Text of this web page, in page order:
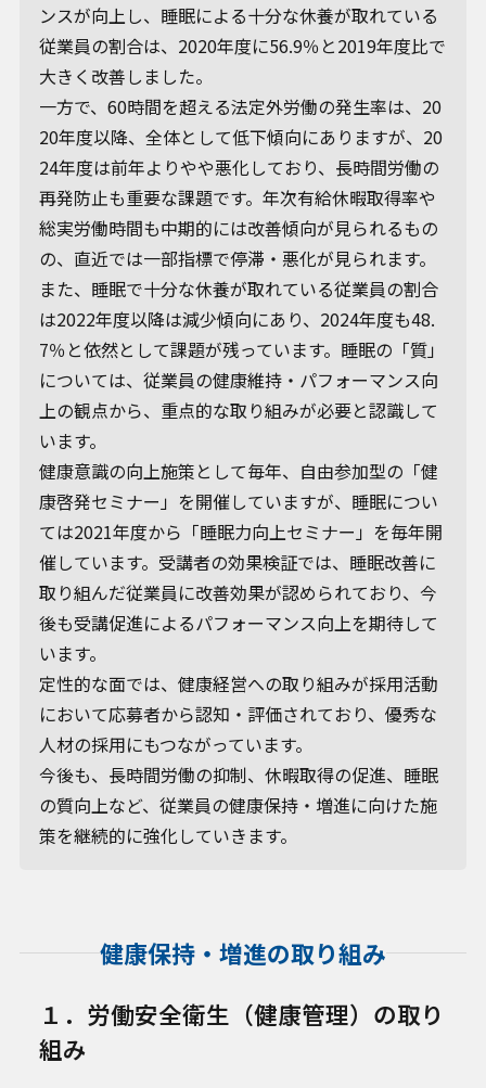
ンスが向上し、睡眠による十分な休養が取れている
従業員の割合は、2020年度に56.9％と2019年度比で
大きく改善しました。
一方で、60時間を超える法定外労働の発生率は、20
20年度以降、全体として低下傾向にありますが、20
24年度は前年よりやや悪化しており、長時間労働の
再発防止も重要な課題です。年次有給休暇取得率や
総実労働時間も中期的には改善傾向が見られるもの
の、直近では一部指標で停滞・悪化が見られます。
また、睡眠で十分な休養が取れている従業員の割合
は2022年度以降は減少傾向にあり、2024年度も48.
7％と依然として課題が残っています。睡眠の「質」
については、従業員の健康維持・パフォーマンス向
上の観点から、重点的な取り組みが必要と認識して
います。
健康意識の向上施策として毎年、自由参加型の「健
康啓発セミナー」を開催していますが、睡眠につい
ては2021年度から「睡眠力向上セミナー」を毎年開
催しています。受講者の効果検証では、睡眠改善に
取り組んだ従業員に改善効果が認められており、今
後も受講促進によるパフォーマンス向上を期待して
います。
定性的な面では、健康経営への取り組みが採用活動
において応募者から認知・評価されており、優秀な
人材の採用にもつながっています。
今後も、長時間労働の抑制、休暇取得の促進、睡眠
の質向上など、従業員の健康保持・増進に向けた施
策を継続的に強化していきます。
健康保持・増進の取り組み
１．労働安全衛生（健康管理）の取り
組み